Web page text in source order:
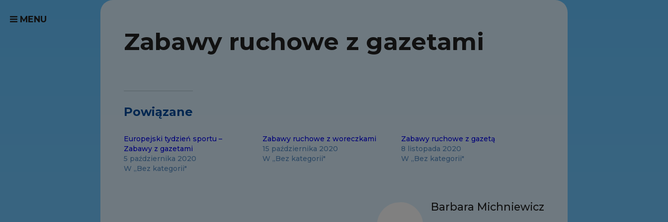
MENU
Zabawy ruchowe z gazetami
Powiązane
Europejski tydzień sportu –
Zabawy z gazetami
5 października 2020
W „Bez kategorii"
Zabawy ruchowe z woreczkami
15 października 2020
W „Bez kategorii"
Zabawy ruchowe z gazetą
8 listopada 2020
W „Bez kategorii"
Barbara Michniewicz